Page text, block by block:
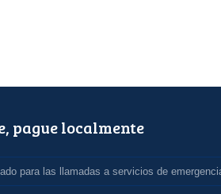
pague localmente
para las llamadas a servicios de